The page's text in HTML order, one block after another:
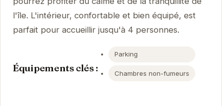
l'île. L'intérieur, confortable et bien équipé, est
parfait pour accueillir jusqu'à 4 personnes.
Équipements clés :
Parking
Chambres non-fumeurs